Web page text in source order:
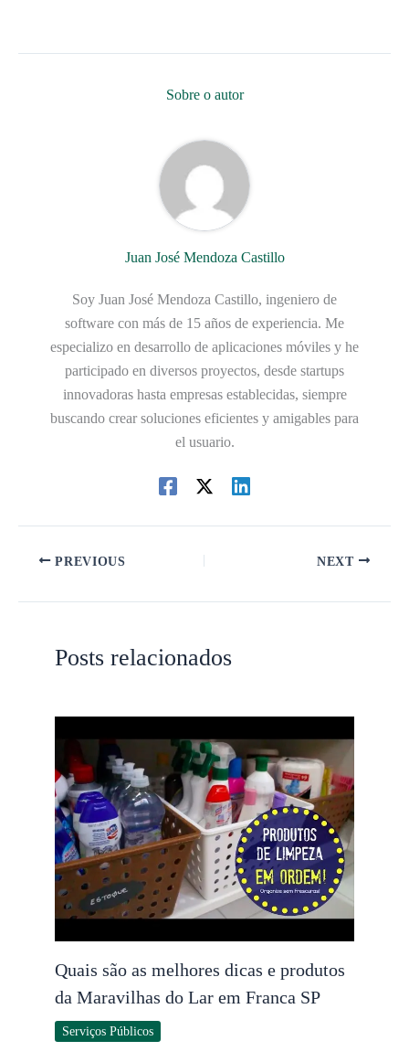
Sobre o autor
Juan José Mendoza Castillo
Soy Juan José Mendoza Castillo, ingeniero de
software con más de 15 años de experiencia. Me
especializo en desarrollo de aplicaciones móviles y he
participado en diversos proyectos, desde startups
innovadoras hasta empresas establecidas, siempre
buscando crear soluciones eficientes y amigables para
el usuario.
PREVIOUS NEXT
Posts relacionados
Quais são as melhores dicas e produtos
da Maravilhas do Lar em Franca SP
Serviços Públicos